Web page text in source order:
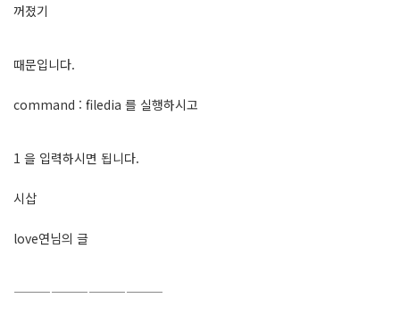
꺼졌기
때문입니다.
command : filedia 를 실행하시고
1 을 입력하시면 됩니다.
시삽
love연님의 글
————————————